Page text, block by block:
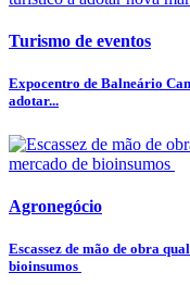
Turismo de eventos
Expocentro de Balneário
adotar...
Agronegócio
Escassez de mão de obra
bioinsumos